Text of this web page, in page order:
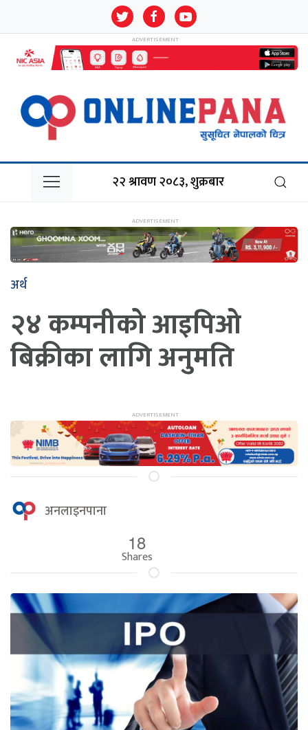
२२ श्रावण २०८३, शुक्रबार
अर्थ
२४ कम्पनीको आइपिओ
बिक्रीका लागि अनुमति
अनलाइनपाना
18
Shares